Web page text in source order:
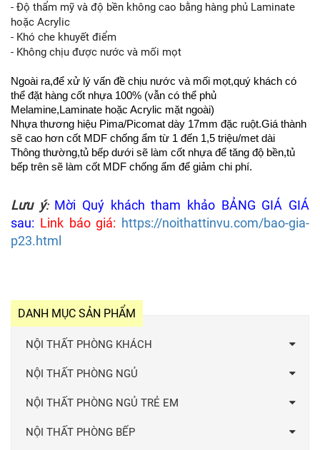
- Độ thẩm mỹ và độ bền không cao bằng hàng phủ Laminate
hoặc Acrylic
- Khó che khuyết điểm
- Không chịu được nước và mối mọt
Ngoài ra,để xử lý vấn đề chịu nước và mối mọt,quý khách có
thể đặt hàng cốt nhựa 100% (vẫn có thể phủ
Melamine,Laminate hoặc Acrylic mặt ngoài)
Nhựa thương hiệu Pima/Picomat dày 17mm đặc ruột.Giá thành
sẽ cao hơn cốt MDF chống ẩm từ 1 đến 1,5 triệu/met dài
Thông thường,tủ bếp dưới sẽ làm cốt nhựa để tăng độ bền,tủ
bếp trên sẽ làm cốt MDF chống ẩm để giảm chi phí.
Lưu ý: Mời Quý khách tham khảo BẢNG GIÁ GIÁ
sau: Link báo giá: https://noithattinvu.com/bao-gia-
p23.html
DANH MỤC SẢN PHẨM
NỘI THẤT PHÒNG KHÁCH
NỘI THẤT PHÒNG NGỦ
NỘI THẤT PHÒNG NGỦ TRẺ EM
NỘI THẤT PHÒNG BẾP